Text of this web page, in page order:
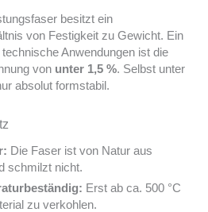
besitzt ein
von Festigkeit zu Gewicht. Ein
Anwendungen ist die
von unter 1,5 %. Selbst unter
absolut formstabil.
Die Faser ist von Natur aus
schmilzt nicht.
Erst ab ca. 500 °C
zu verkohlen.